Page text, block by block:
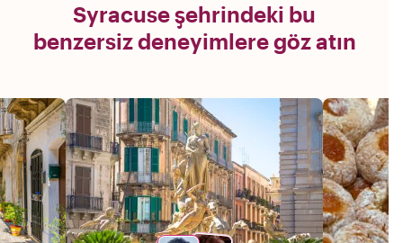
Syracuse şehrindeki bu
benzersiz deneyimlere göz atın